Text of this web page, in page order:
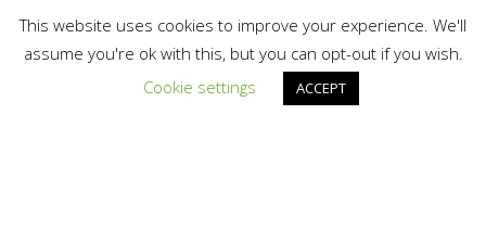
Amy Rimaapie Giminės sodybos aplink Kauną?
Linaapie Giminės sodybos aplink Kauną?
This website uses cookies to improve your experience. We'll
assume you're ok with this, but you can opt-out if you wish.
Cookie settings
ACCEPT